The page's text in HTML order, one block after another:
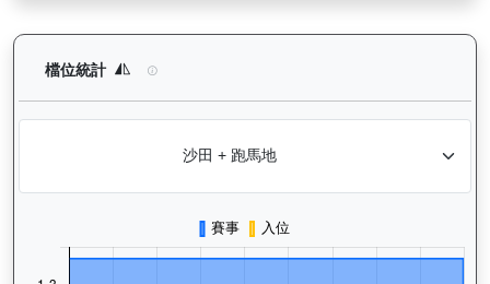
檔位統計 快樂奇兵（H297）— 檔位統計分析：查看馬匹